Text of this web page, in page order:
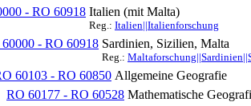
- RO 60918 Italien (mit Malta)
Reg.: Italien||Italienforschung
- RO 60918 Sardinien, Sizilien, Malta
Reg.:
60103 - RO 60850 Allgemeine Geografie
RO 60177 - RO 60528 Mathematische